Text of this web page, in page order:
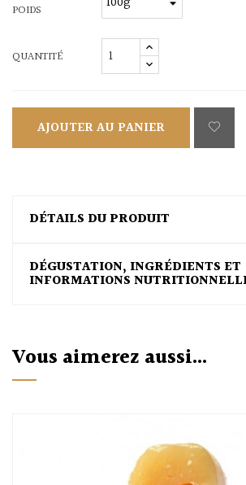
POIDS
QUANTITÉ
AJOUTER AU PANIER
DÉTAILS DU PRODUIT
DÉGUSTATION, INGRÉDIENTS ET
INFORMATIONS
Vous aimerez aussi...